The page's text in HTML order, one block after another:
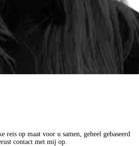
reis op maat voor u samen, geheel gebaseerd
contact met mij op.